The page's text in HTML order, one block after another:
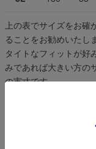
上の表でサイズをお確
ることをお勧めいたし
タイトなフィットが好
みであれば大きい方の
の実寸です。